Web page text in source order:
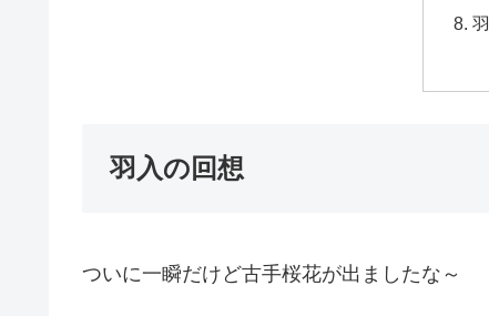
羽入の回想
ついに一瞬だけど古手桜花が出ましたな～